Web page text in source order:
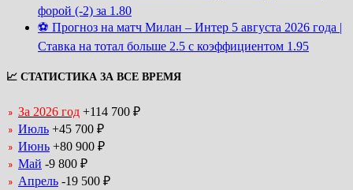
форой (-2) за 1.80
⚽ Прогноз на матч Милан – Интер 5 августа 2026 года |
Ставка на тотал больше 2.5 с коэффициентом 1.95
📈 СТАТИСТИКА ЗА ВСЕ ВРЕМЯ
За 2026 год +114 700 ₽
Июль +45 700 ₽
Июнь +80 900 ₽
Май -9 800 ₽
Апрель -19 500 ₽